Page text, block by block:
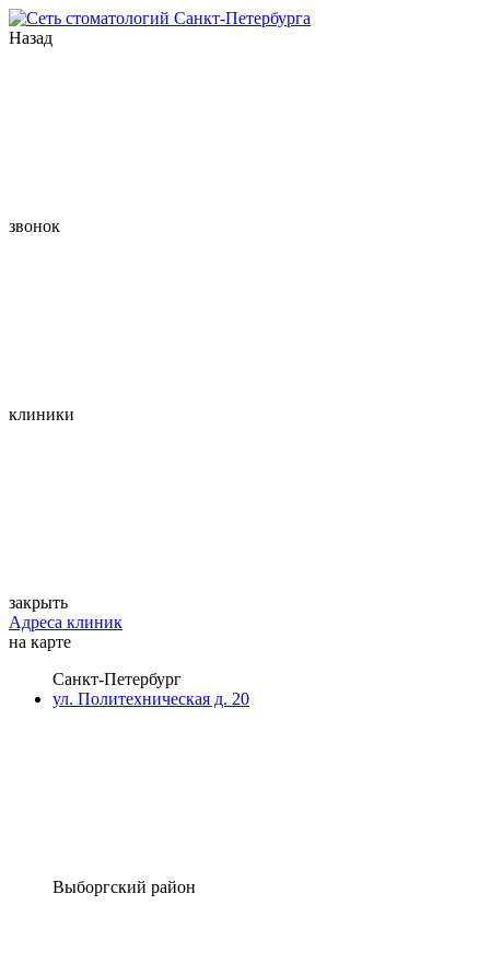
Назад
звонок
клиники
закрыть
Адреса клиник
на карте
Санкт-Петербург
ул. Политехническая д. 20
Выборгский район